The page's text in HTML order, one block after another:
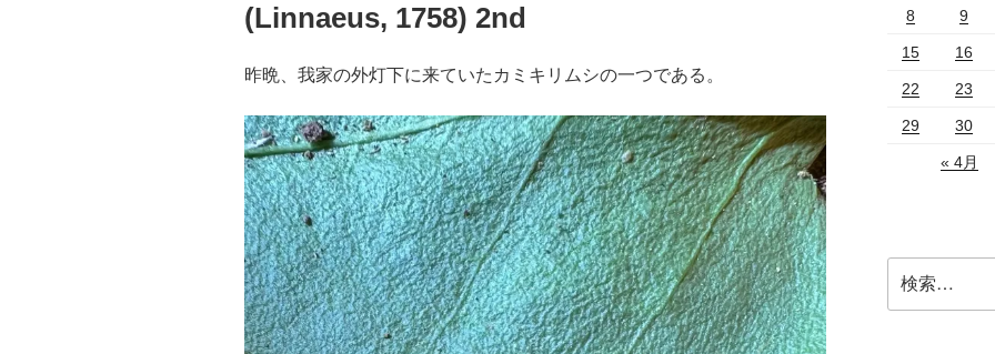
(Linnaeus, 1758) 2nd
昨晩、我家の外灯下に来ていたカミキリムシの一つである。
8 9
15 16
22 23
29 30
« 4月
索: